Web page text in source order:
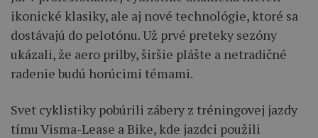
ikonické klasiky, ale aj nové technológie, ktoré sa
dostávajú do pelotónu. Už prvé preteky sezóny
ukázali, že aero prilby, širšie plášte a netradičné
radenie budú horúcimi témami.
Svet cyklistiky pobúrili zábery z tréningovej jazdy
tímu Visma-Lease a Bike, kde jazdci použili